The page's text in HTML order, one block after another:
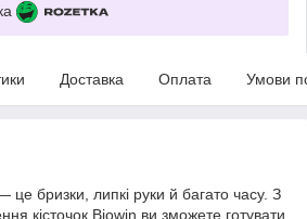
Доставка Оплата Умови
бризки, липкі руки й багато часу. З
кісточок Biowin ви зможете готувати